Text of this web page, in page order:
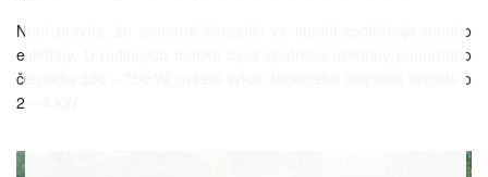
Není pravda, že ponorné čerpadlo ve studni spotřebuje mnoho
elektřiny. U rodinných domků bývá spotřeba elektřiny ponorného
čerpadla 350 – 750 W, ovšem výkon tepelného čerpadla vzroste o
2 – 4 kW.